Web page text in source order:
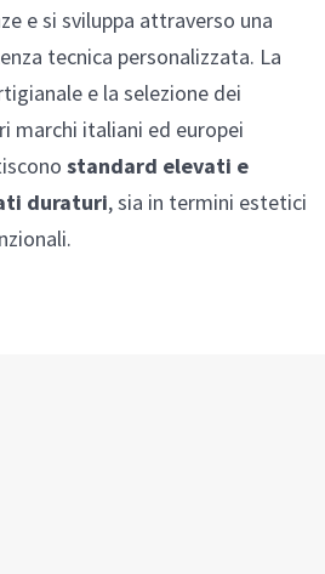
e si sviluppa attraverso una
tecnica personalizzata. La
e la selezione dei
marchi italiani ed europei
standard elevati e
duraturi, sia in termini estetici